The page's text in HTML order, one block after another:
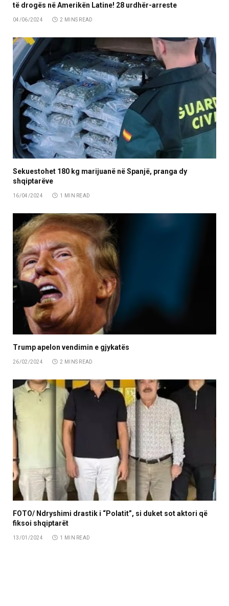
të drogës në Amerikën Latine! 28 urdhër-arreste
04/06/2024 2 MINS READ
Sekuestohet 180 kg marijuanë në Spanjë, pranga dy
shqiptarëve
16/04/2024 1 MIN READ
Trump apelon vendimin e gjykatës
26/02/2024 2 MINS READ
FOTO/ Ndryshimi drastik i “Polatit”, si duket sot aktori që
fiksoi shqiptarët
13/01/2024 1 MIN READ